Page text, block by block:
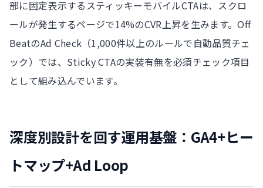
部に固定表示するスティッキーモバイルCTAは、スクロ
ールが発生するページで14%のCVR上昇を生みます。Off
BeatのAd Check（1,000件以上のルールで自動品質チェ
ック）では、Sticky CTAの実装有無を必須チェック項目
として組み込んでいます。
深度別設計を回す運用基盤：GA4+ヒー
トマップ+Ad Loop